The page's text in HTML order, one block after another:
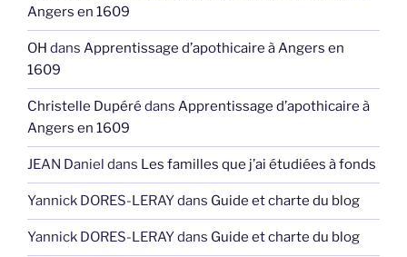
Angers en 1609
OH dans Apprentissage d’apothicaire à Angers en
1609
Christelle Dupéré dans Apprentissage d’apothicaire à
Angers en 1609
JEAN Daniel dans Les familles que j’ai étudiées à fonds
Yannick DORES-LERAYdans Guide et charte du blog
Yannick DORES-LERAYdans Guide et charte du blog